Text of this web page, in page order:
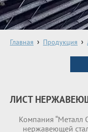
Главная Продукция
ЛИСТ
Компания “Металл
нержавеющей